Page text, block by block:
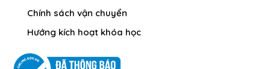
Chính sách vận chuyển
Hướng kích hoạt khóa học